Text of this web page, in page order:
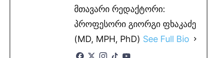
მთავარი რედაქტორი:
პროფესორი გიორგი ფხაკაძე
(MD, MPH, PhD) See Full Bio